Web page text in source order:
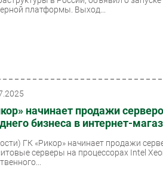
платформы. Выход...
начинает продажи
бизнеса в интернет-
ГК «Рикор» начинает продажи
серверы на процессорах Intel